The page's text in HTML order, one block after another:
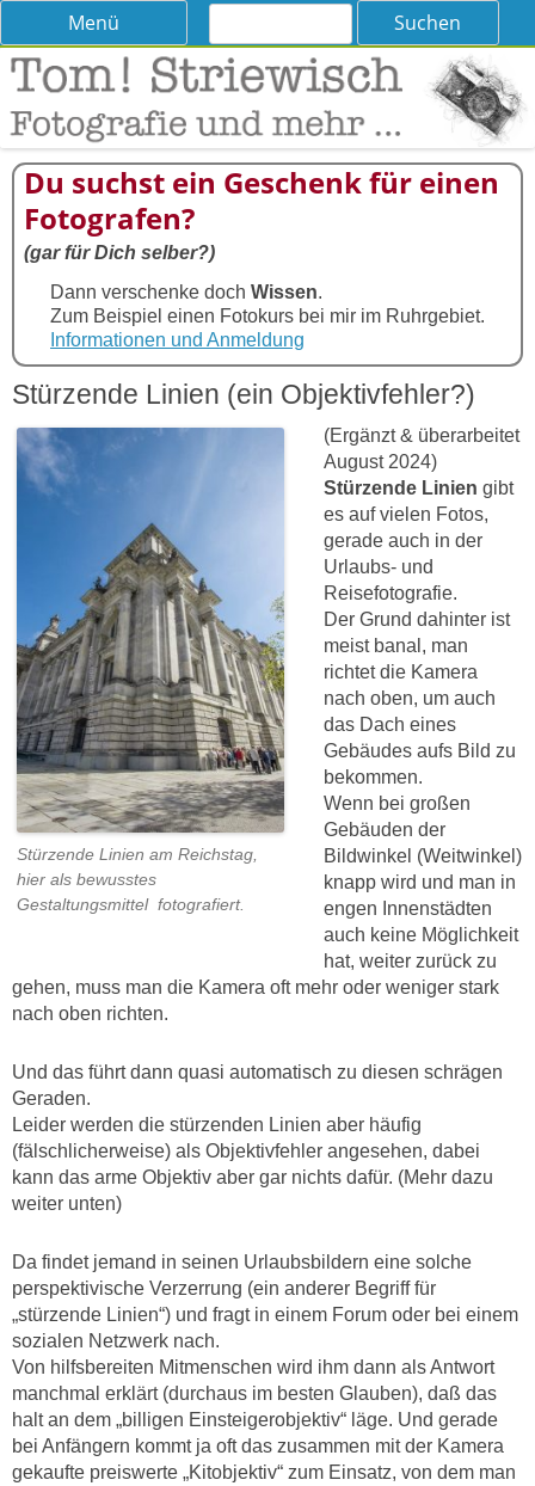
Tom! Striewisch – Fotografieren
lernen
Tipps und Tricks und Meinungen zur Fotografie
Menü
Skip
content
Suchen
Du suchst ein Geschenk für einen
Fotografen?
(gar für Dich selber?)
Dann verschenke doch Wissen.
Zum Beispiel einen Fotokurs bei mir im Ruhrgebiet.
Informationen und Anmeldung
Stürzende Linien (ein Objektivfehler?)
Stürzende Linien am Reichstag,
hier als bewusstes
Gestaltungsmittel fotografiert.
(Ergänzt & überarbeitet
August 2024)
Stürzende Linien gibt
es auf vielen Fotos,
gerade auch in der
Urlaubs- und
Reisefotografie.
Der Grund dahinter ist
meist banal, man
richtet die Kamera
nach oben, um auch
das Dach eines
Gebäudes aufs Bild zu
bekommen.
Wenn bei großen
Gebäuden der
Bildwinkel (Weitwinkel)
knapp wird und man in
engen Innenstädten
auch keine Möglichkeit
hat, weiter zurück zu
gehen, muss man die Kamera oft mehr oder weniger stark
nach oben richten.
Und das führt dann quasi automatisch zu diesen schrägen
Geraden.
Leider werden die stürzenden Linien aber häufig
(fälschlicherweise) als Objektivfehler angesehen, dabei
kann das arme Objektiv aber gar nichts dafür. (Mehr dazu
weiter unten)
Da findet jemand in seinen Urlaubsbildern eine solche
perspektivische Verzerrung (ein anderer Begriff für
„stürzende Linien“) und fragt in einem Forum oder bei einem
sozialen Netzwerk nach.
Von hilfsbereiten Mitmenschen wird ihm dann als Antwort
manchmal erklärt (durchaus im besten Glauben), daß das
halt an dem „billigen Einsteigerobjektiv“ läge. Und gerade
bei Anfängern kommt ja oft das zusammen mit der Kamera
gekaufte preiswerte „Kitobjektiv“ zum Einsatz, von dem man